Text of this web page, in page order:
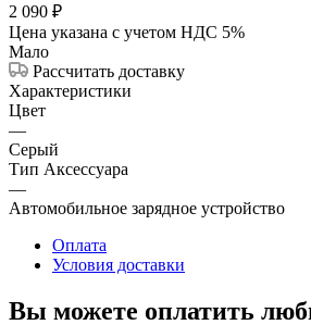
2 090 ₽
Цена указана с учетом НДС 5%
Мало
Рассчитать доставку
Характеристики
Цвет
—
Серый
Тип Аксессуара
—
Автомобильное зарядное устройство
Оплата
Условия доставки
Вы можете оплатить